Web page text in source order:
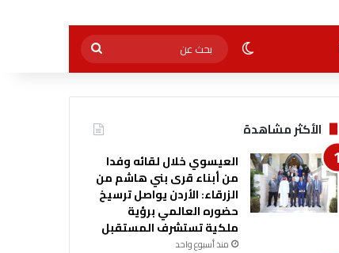
الوضع المظلم
بحث
عن
الأكثر مشاهدة
العيسوي خلال لقائه وفدا
من أبناء قرى بني هاشم من
الزرقاء: الأردن يواصل ترسيخ
حضوره العالمي برؤية
ملكية تستشرف المستقبل
منذ أسبوع واحد